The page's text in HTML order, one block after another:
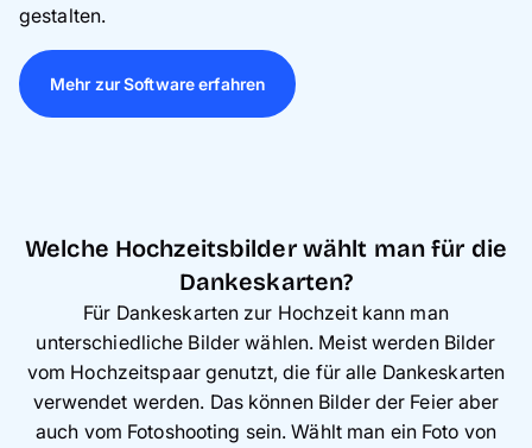
gestalten.
Mehr zur Software erfahren
Welche Hochzeitsbilder wählt man für die
Dankeskarten?
Für Dankeskarten zur Hochzeit kann man
unterschiedliche Bilder wählen. Meist werden Bilder
vom Hochzeitspaar genutzt, die für alle Dankeskarten
verwendet werden. Das können Bilder der Feier aber
auch vom Fotoshooting sein. Wählt man ein Foto von